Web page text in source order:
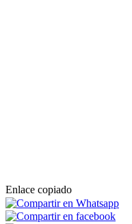
Enlace copiado